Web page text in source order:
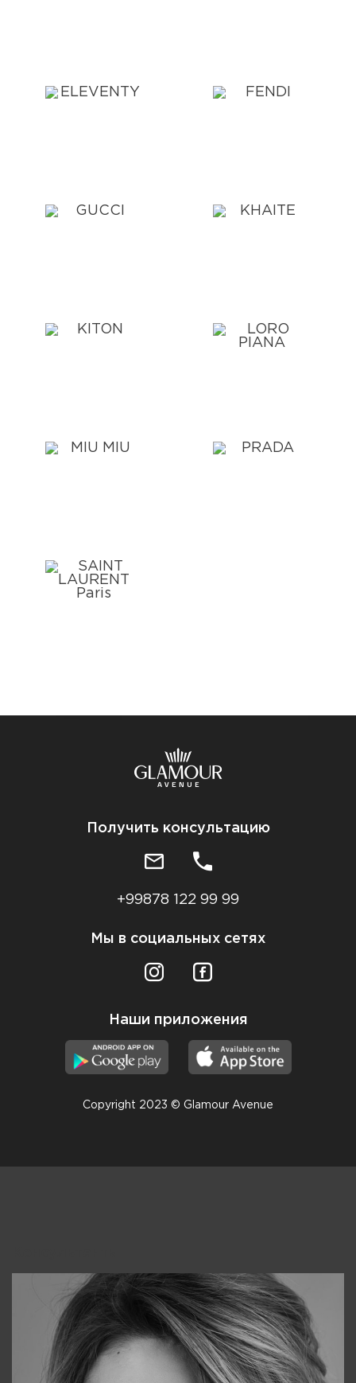
Получить консультацию
+99878 122 99 99
Мы в социальных сетях
Наши приложения
Copyright 2023 © Glamour Avenue